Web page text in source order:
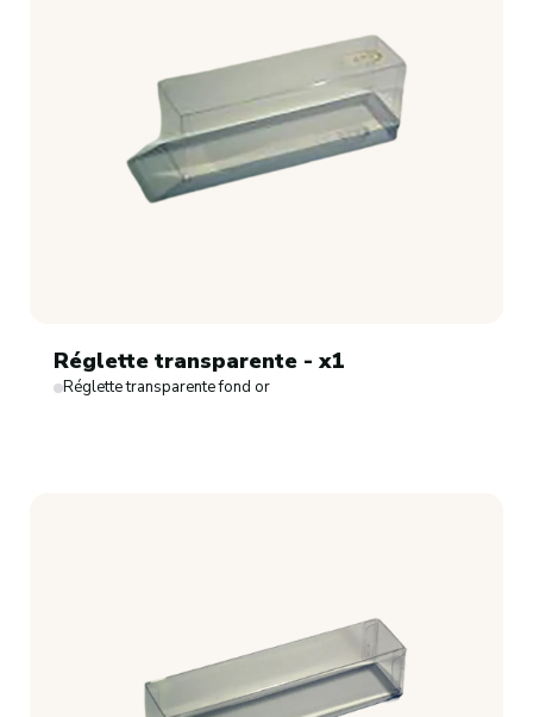
Réglette transparente - x1
Réglette transparente fond or